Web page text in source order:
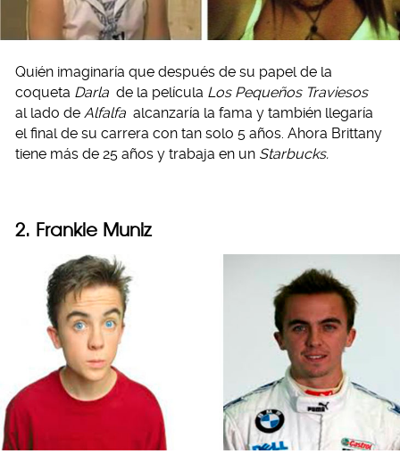
Quién imaginaría que después de su papel de la
coqueta Darla de la película Los Pequeños Traviesos
al lado de Alfalfa alcanzaría la fama y también llegaría
el final de su carrera con tan solo 5 años. Ahora Brittany
tiene más de 25 años y trabaja en un Starbucks.
2. Frankie Muniz